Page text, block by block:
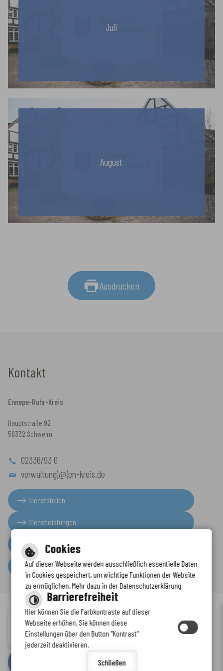
Juli
August
Ausdrucken
Kontakt
Ennepe-Ruhr-Kreis
Hauptstraße 92
58332 Schwelm
02336/93 0
verwaltung(@)en-kreis.de
Dienststellen
Dienstleistungen
Presseinformationen
Serviceportal
Inhalt-Impressum-Datenschutzerklärung Kontaktformular -
Barrierefreiheit
bycm citymedia GmbH
Immer auf dem neuesten Stand
www.enkreis.de möchte Ihnen Benachrichtigungen senden
Cookies
Auf dieser Webseite werden ausschließlich essentielle Daten
in Cookies gespeichert, um wichtige Funktionen der Website
zu ermöglichen. Mehr dazu in der Datenschutzerklärung
Barrierefreiheit
Hier können Sie die Farbkontraste auf dieser
Webseite erhöhen. Sie können diese
Einstellungen über den Button "Kontrast"
jederzeit deaktivieren.
Schließen